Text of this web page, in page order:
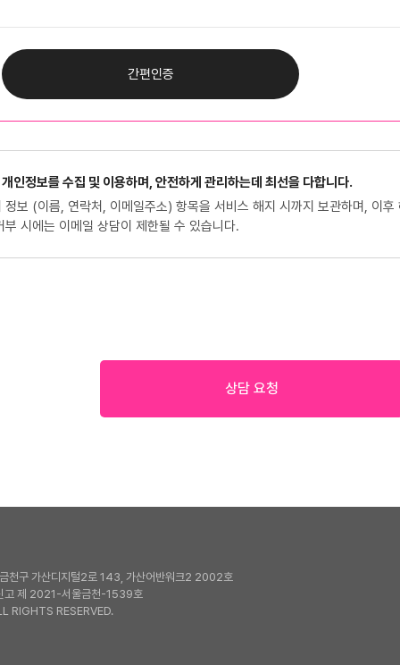
간편인증
인정보를 수집 및 이용하며, 안전하게 관리하는데 최선을 다합니다.
보 (이름, 연락처, 이메일주소) 항목을 서비스 해지 시까지 보관하며, 이
시에는 이메일 상담이 제한될 수 있습니다.
상담 요청
천구 가산디지털2로 143, 가산어반워크2 2002호
고 제 2021-서울금천-1539호
RIGHTS RESERVED.